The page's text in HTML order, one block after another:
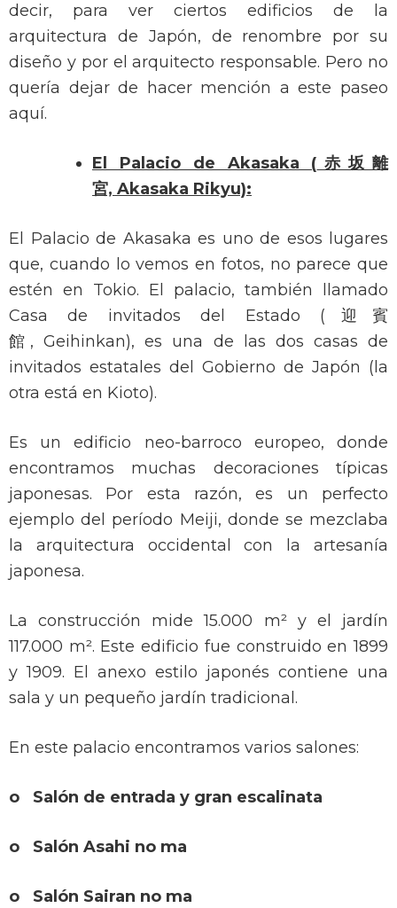
decir, para ver ciertos edificios de la
arquitectura de Japón, de renombre por su
diseño y por el arquitecto responsable. Pero no
quería dejar de hacer mención a este paseo
aquí.
El Palacio de Akasaka ( 赤坂離
宮, Akasaka Rikyu):
El Palacio de Akasaka es uno de esos lugares
que, cuando lo vemos en fotos, no parece que
estén en Tokio. El palacio, también llamado
Casa de invitados del Estado (迎賓
館, Geihinkan), es una de las dos casas de
invitados estatales del Gobierno de Japón (la
otra está en Kioto).
Es un edificio neo-barroco europeo, donde
encontramos muchas decoraciones típicas
japonesas. Por esta razón, es un perfecto
ejemplo del período Meiji, donde se mezclaba
la arquitectura occidental con la artesanía
japonesa.
La construcción mide 15.000 m² y el jardín
117.000 m². Este edificio fue construido en 1899
y 1909. El anexo estilo japonés contiene una
sala y un pequeño jardín tradicional.
En este palacio encontramos varios salones:
o Salón de entrada y gran escalinata
o Salón Asahi no ma
o Salón Sairan no ma